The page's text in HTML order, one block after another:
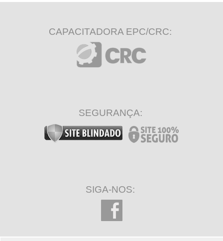
CAPACITADORA EPC/CRC:
SEGURANÇA:
SIGA-NOS: